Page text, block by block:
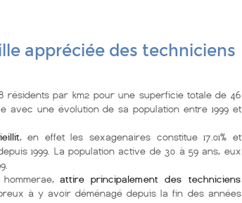
appréciée des techniciens
résidents par km2 pour une superficie totale de 46
avec une évolution de sa population entre 1999 et
, en effet les sexagenaires constitue 17.01% et
1999. La population active de 30 à 59 ans, eux
attire principalement des techniciens
à y avoir déménagé depuis la fin des années